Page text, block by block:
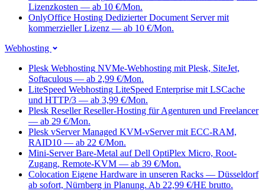
Lizenzkosten — ab 10 €/Mon.
OnlyOffice Hosting Dedizierter Document Server mit
kommerzieller Lizenz — ab 10 €/Mon.
Webhosting
Plesk Webhosting NVMe-Webhosting mit Plesk, SiteJet,
Softaculous — ab 2,99 €/Mon.
LiteSpeed Webhosting LiteSpeed Enterprise mit LSCache
und HTTP/3 — ab 3,99 €/Mon.
Plesk Reseller Reseller-Hosting für Agenturen und Freelancer
— ab 29 €/Mon.
Plesk vServer Managed KVM-vServer mit ECC-RAM,
RAID10 — ab 22 €/Mon.
Mini-Server Bare-Metal auf Dell OptiPlex Micro, Root-
Zugang, Remote-KVM — ab 39 €/Mon.
Colocation Eigene Hardware in unseren Racks — Düsseldorf
ab sofort, Nürnberg in Planung. Ab 22,99 €/HE brutto.